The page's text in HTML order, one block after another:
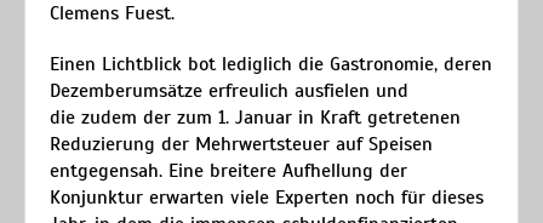
Clemens Fuest.
Einen Lichtblick bot lediglich die Gastronomie, deren
Dezemberumsätze erfreulich ausfielen und
die zudem der zum 1. Januar in Kraft getretenen
Reduzierung der Mehrwertsteuer auf Speisen
entgegensah. Eine breitere Aufhellung der
Konjunktur erwarten viele Experten noch für dieses